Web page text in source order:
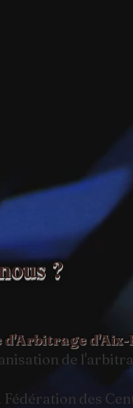
caractère de la
de Tocqueville - De la
?
d'Arbitrage d'Aix-
de
des